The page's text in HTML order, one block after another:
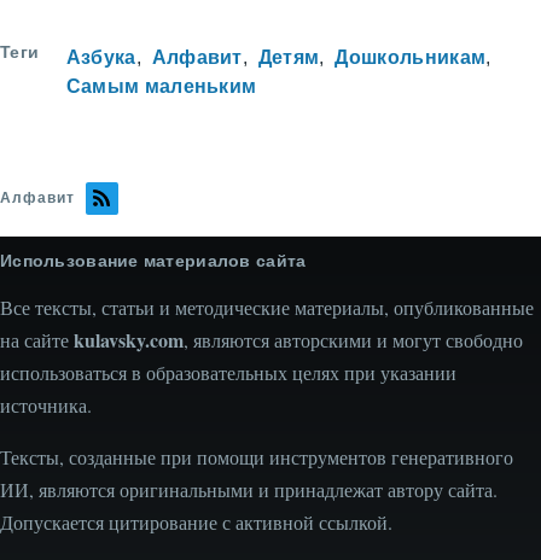
Теги Азбука Алфавит Детям
Дошкольникам
Самым маленьким
Алфавит
Использование материалов сайта
Все тексты, статьи и методические материалы, опубликованные
на сайтеkulavsky.com, являются авторскими и могут свободно
использоваться в образовательных целях при указании
источника.
Тексты, созданные при помощи инструментов генеративного
ИИ, являются оригинальными и принадлежат автору сайта.
Допускается цитирование с активной ссылкой.